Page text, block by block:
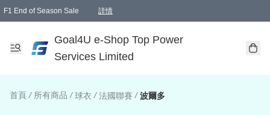
F1 End of Season Sale 詳情
Goal4U e-Shop Top Power
Services Limited
首頁 / 所有商品 / 球衣 / 法國聯賽 / 波爾多